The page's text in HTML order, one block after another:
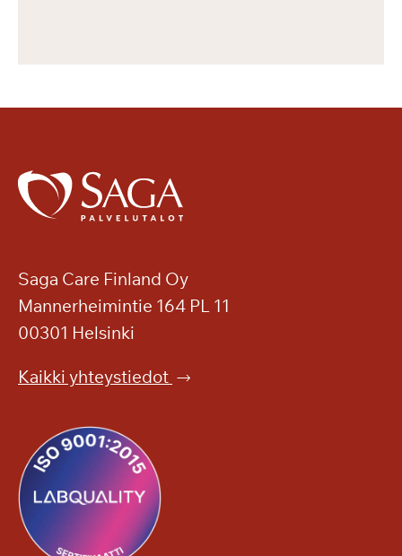
Saga Care Finland Oy
Mannerheimintie 164 PL 11
00301 Helsinki
Kaikki yhteystiedot